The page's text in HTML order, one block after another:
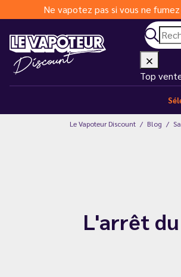
Ne vapotez pas si vous ne
Top
Le Vapoteur Discount Blog
L'arrêt